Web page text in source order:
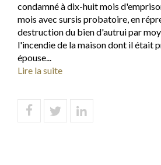
condamné à dix-huit mois
mois avec sursis probatoire, en
destruction du bien d'autrui par
l'incendie de la maison dont il était
épouse...
Lire la suite